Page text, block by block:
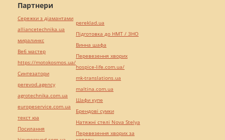
Партнери
Сережки з діамантами
alliancetechnika.ua
миралинкс
Веб мастер
https://motokosmos.ua/
Синтезатори
perevod.agency
agrotechnika.com.ua
europeservice.com.ua
текст юа
Посилання
pereklad.ua
Підготовка до НМТ / ЗНО
Винна шафа
Перевезення хворих
hospice-life.com.ua/
mk-translations.ua
maltina.com.ua
Шафи купе
Брендові сумки
Натяжні стелі Nova Stelya
Перевезення хворих за